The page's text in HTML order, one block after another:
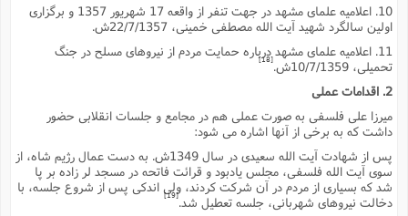
10. اعلامیه علماى مشهد در جهت تنفر از واقعه 17 شهریور 1357 و برگزارى
اولین سالگرد شهید آیت الله مصطفى خمینى، 22/7/1357ش.
11. اعلامیه علماى مشهد درباره حمایت مردم از نیروهاى مسلح در جنگ
تحمیلى، 10/7/1359ش.
2. اقدامات عملى
میرزا على فلسفى به صورت عملى هم در مجامع و جلسات انقلابى حضور
داشت که به برخى از آنها اشاره مى شود:
پس از شهادت آیت الله سعیدى در سال 1349ش. به دست عمال رژیم شاه، از
سوى آیت الله فلسفى، مجلس یادبود و قرائت فاتحه در مسجد لر زاده بر پا
شد که بسیارى از مردم در آن شرکت کردند، ولى اندکى پس از شروع جلسه، با
دخالت نیروهاى شهربانى، جلسه تعطیل شد.